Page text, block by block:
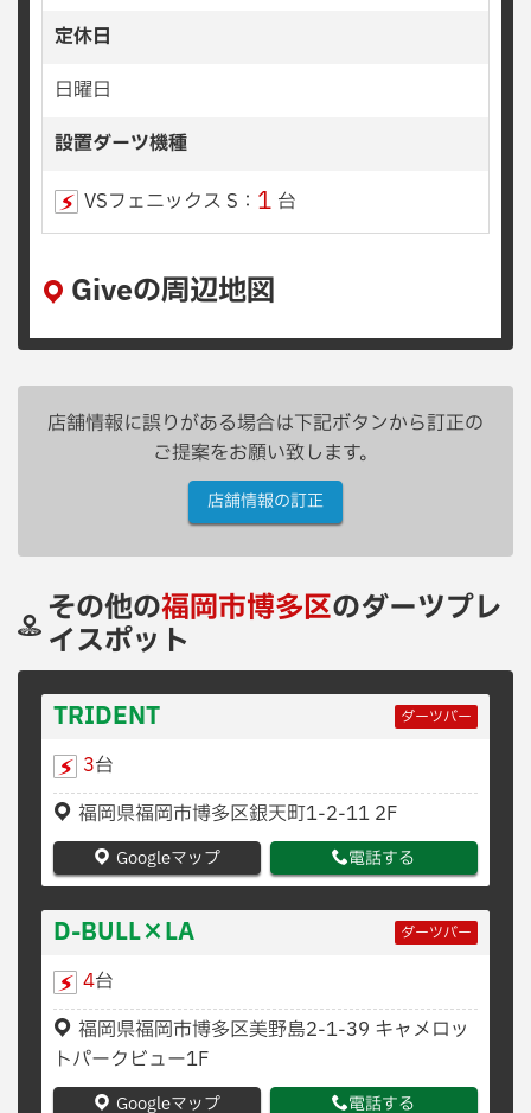
定休日
日曜日
設置ダーツ機種
VSフェニックス S： 1 台
Giveの周辺地図
店舗情報に誤りがある場合は下記ボタンから訂正の
ご提案をお願い致します。
店舗情報の訂正
その他の福岡市博多区のダーツプレ
イスポット
TRIDENT ダーツバー
3台
福岡県福岡市博多区銀天町1-2-11 2F
Googleマップ 電話する
D-BULL×LA ダーツバー
4台
福岡県福岡市博多区美野島2-1-39 キャメロッ
トパークビュー1F
Googleマップ 電話する